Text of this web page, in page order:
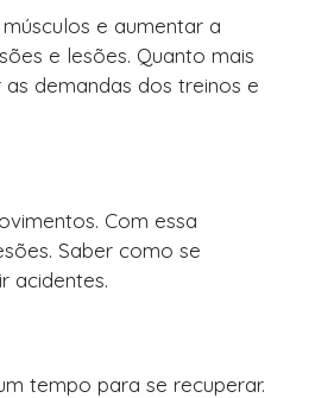
e aumentar a
e lesões. Quanto mais
demandas dos treinos e
Com essa
Saber como se
acidentes.
tempo para se recuperar.